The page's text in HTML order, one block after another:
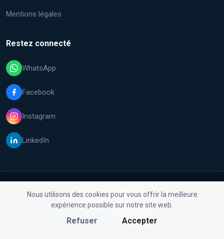
Nous utilisons des cookies pour vous offrir la meilleure
expérience possible sur notre site web.
Refuser Accepter
Mentions légales
Restez connecté
WhatsApp
Facebook
Instagram
LinkedIn
© 2026 Malfix GmbH. Tous droits réservés.